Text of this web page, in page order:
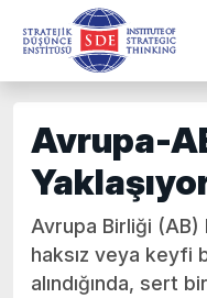
Avrupa-
Avrupa Birliği (AB)
haksız veya keyfi
alındığında, sert